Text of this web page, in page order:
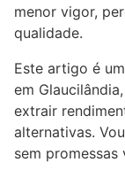
menor vigor,
qualidade.
Este artigo é
em
extrair
alternativas.
sem promessas